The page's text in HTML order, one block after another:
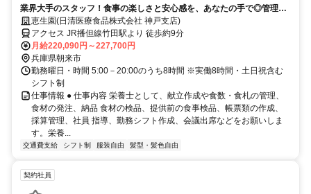
業界大手のスタッフ！食事の楽しさと安心感を、あなたの手で◎管理栄
養士も目指せる
恵生園(日清医療食品株式会社 神戸支店)
アクセス JR播但線竹田駅より 徒歩約9分
月給220,090円～227,700円
兵庫県朝来市
勤務曜日・時間 5:00－20:00のうち8時間 ※実働8時間・土日祝含む
シフト制
仕事情報 ● 仕事内容 栄養士として、献立作成や食数・食札の管理、
食材の発注、納品 食材の検品、提供前の食事検品、帳票類の作成、
採算管理、社員 指導、勤務シフト作成、会議出席などをお願いしま
す。栄養...
交通費支給 シフト制 服装自由 髪型・髪色自由
契約社員